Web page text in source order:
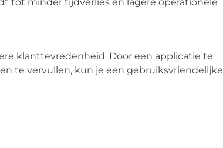
klanttevredenheid. Door een applicatie te
te vervullen, kun je een gebruiksvriendelijke